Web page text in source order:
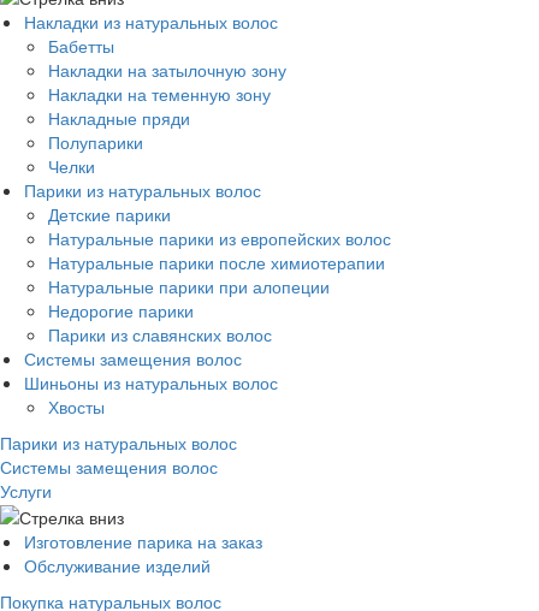
Накладки из натуральных волос
Бабетты
Накладки на затылочную зону
Накладки на теменную зону
Накладные пряди
Полупарики
Челки
Парики из натуральных волос
Детские парики
Натуральные парики из европейских волос
Натуральные парики после химиотерапии
Натуральные парики при алопеции
Недорогие парики
Парики из славянских волос
Системы замещения волос
Шиньоны из натуральных волос
Хвосты
Парики из натуральных волос
Системы замещения волос
Услуги
Изготовление парика на заказ
Обслуживание изделий
Покупка натуральных волос